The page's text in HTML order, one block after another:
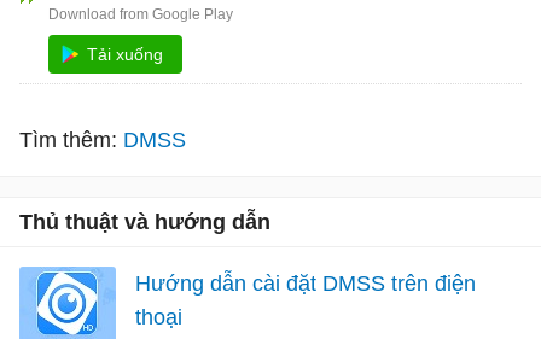
Tải xuống
Tìm thêm: DMSS
Thủ thuật và hướng dẫn
Hướng dẫn cài đặt DMSS trên điện
thoại